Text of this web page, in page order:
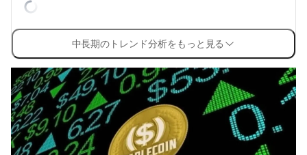
中長期のトレンド分析をもっと見る